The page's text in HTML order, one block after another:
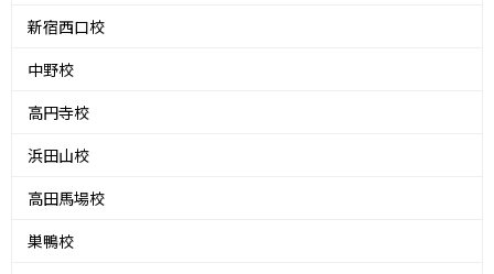
新宿西口校
中野校
高円寺校
浜田山校
高田馬場校
巣鴨校